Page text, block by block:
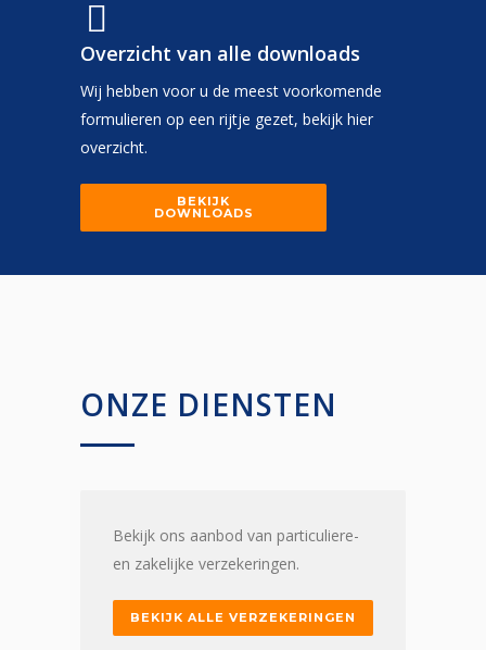
Overzicht van alle downloads
Wij hebben voor u de meest voorkomende
formulieren op een rijtje gezet, bekijk hier
overzicht.
BEKIJK
DOWNLOADS
ONZE DIENSTEN
Bekijk ons aanbod van particuliere-
en zakelijke verzekeringen.
BEKIJK ALLE VERZEKERINGEN